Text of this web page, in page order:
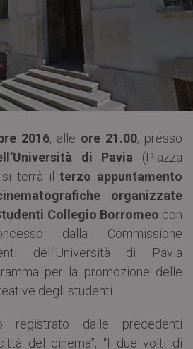
2016, alle ore 21.00, presso
di Pavia (Piazza
si terrà ilterzo appuntamento
organizzate
Collegio Borromeo con
dalla Commissione
dell’Università di Pavia
per la promozione delle
degli studenti.
registrato dalle precedenti
del cinema”, “I due volti di